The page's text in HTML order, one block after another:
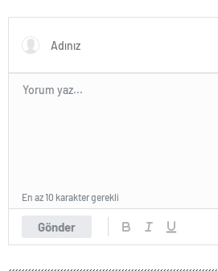
tek maç satın alma nasıl
yapılır?
Gönder
En az 10 karakter gerekli